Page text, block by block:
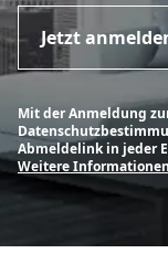
Jetzt
Mit der Anmeldung
Abmeldelink in jeder
Weitere